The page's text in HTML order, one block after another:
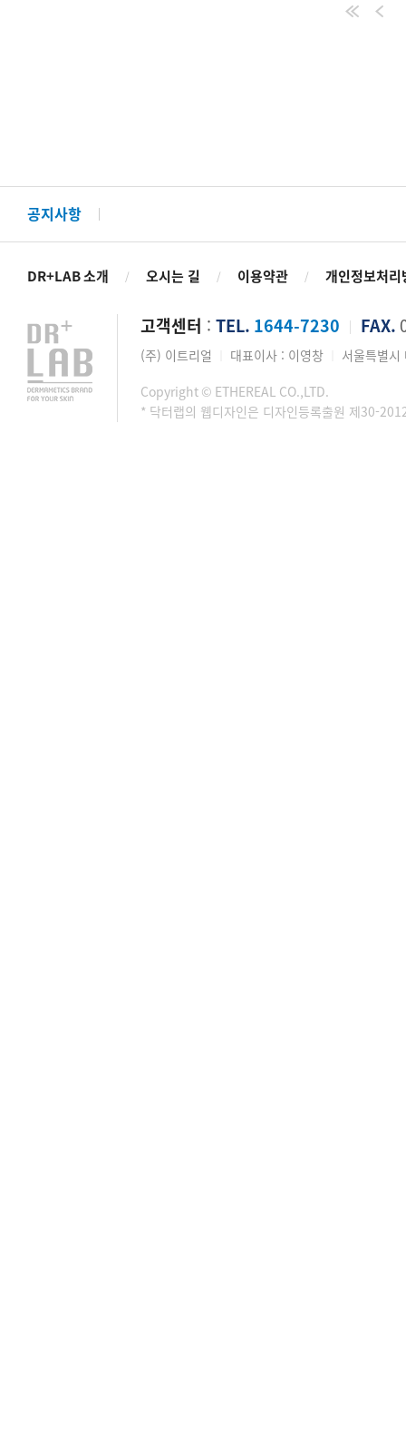
공지사항
DR+LAB 소개 / 오시는 길 / 이용약관 / 개인정보처리
고객센터 : TEL. 1644-7230 FAX.
(주) 이트리얼 대표이사 : 이영창 서울특별
Copyright © ETHEREAL CO.,LTD.
* 닥터랩의 웹디자인은 디자인등록출원 제30-